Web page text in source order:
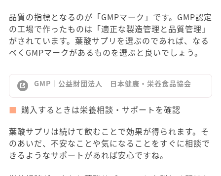
品質の指標となるのが「GMPマーク」です。GMP認定
の工場で作ったものは「適正な製造管理と品質管理」
がされています。葉酸サプリを選ぶのであれば、なる
べくGMPマークがあるものを選ぶと良いでしょう。
GMP｜公益財団法人 日本健康・栄養食品協会
購入するときは栄養相談・サポートを確認
葉酸サプリは続けて飲むことで効果が得られます。そ
のあいだ、不安なことや気になることをすぐに相談で
きるようなサポートがあれば安心ですね。